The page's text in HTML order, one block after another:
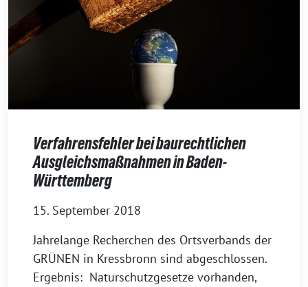
Verfahrensfehler bei baurechtlichen
Ausgleichsmaßnahmen in Baden-
Württemberg
15. September 2018
Jahrelange Recherchen des Ortsverbands der
GRÜNEN in Kressbronn sind abge­schlos­sen.
Ergebnis: Naturschutzgesetze vor­han­den,